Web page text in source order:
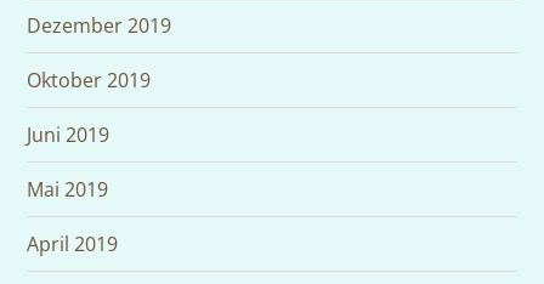
Dezember 2019
Oktober 2019
Juni 2019
Mai 2019
April 2019